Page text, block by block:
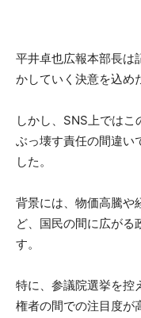
平井卓也広報本部長は
かしていく決意を込め
しかし、SNS上では
ぶっ壊す責任の間違い
した。
背景には、物価高騰や
ど、国民の間に広がる
す。
特に、参議院選挙を控
権者の間での注目度が